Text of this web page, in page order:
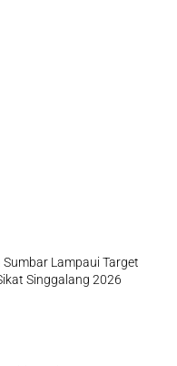
Lampaui Target
Singgalang 2026